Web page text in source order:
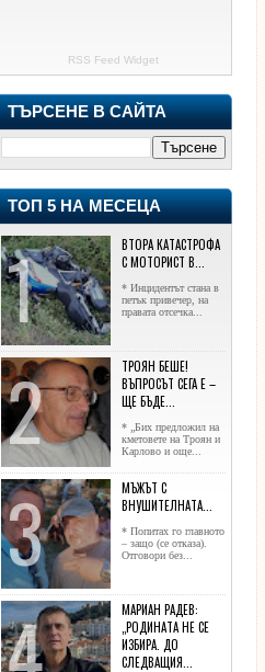
RSS Feed Widget
ТЪРСЕНЕ В САЙТА
ТОП 5 НА МЕСЕЦА
ВТОРА КАТАСТРОФА
С МОТОРИСТ В...
* Инцидентът стана в
петък привечер, на
правата отсечка...
ТРОЯН БЕШЕ!
ВЪПРОСЪТ СЕГА Е –
ЩЕ БЪДЕ...
* „Бих предложил на
кметовете на Троян и
Карлово и още...
МЪЖЪТ С
ВНУШИТЕЛНАТА...
* Попитах го главното
– защо (се отказа).
Отговори без...
МАРИАН РАДЕВ:
„РОДИНАТА НЕ СЕ
ИЗБИРА. ДО
СЛЕДВАЩИЯ...